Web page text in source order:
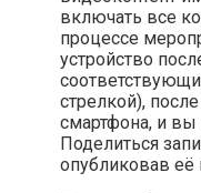
включать все
процессе
устройство
стрелкой),
смартфона, и вы
Поделиться
опубликовав её